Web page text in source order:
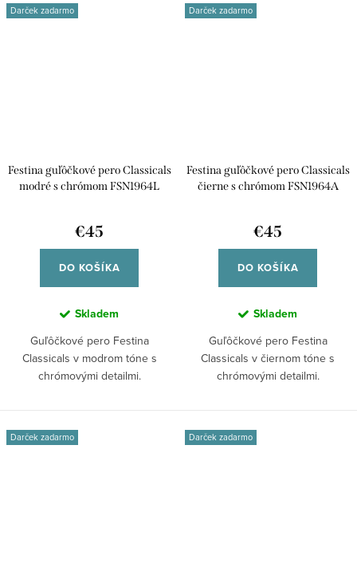
Darček zadarmo
Festina guľôčkové pero Classicals
modré s chrómom FSN1964L
€45
DO KOŠÍKA
Skladem
Guľôčkové pero Festina
Classicals v modrom tóne s
chrómovými detailmi.
Darček zadarmo
Festina guľôčkové pero Classicals
čierne s chrómom FSN1964A
€45
DO KOŠÍKA
Skladem
Guľôčkové pero Festina
Classicals v čiernom tóne s
chrómovými detailmi.
Darček zadarmo Darček zadarmo